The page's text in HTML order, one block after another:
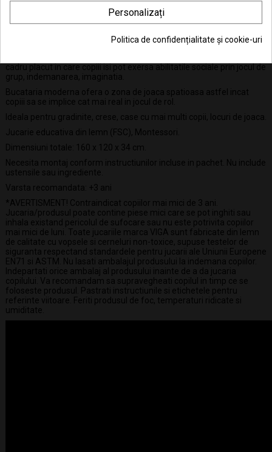
DETALII ALE PRODUSULUI
un frigider/dulap, o masina de spalat vase, un
aragaz cu 4 ochiuri, o chiuveta, un cuptor cu microunde. Bucataria
cadru placut in care copiii isi pot exersa abilitatile sociale prin jocul de
grup, indemanarea, imaginatia.
Bucataria moderna ofera o zona de joaca spatioasa astfel incat
copiii sa se implice cat mai real in jocul de rol.
Ideala pentru gradinite, crese, case cu mai multi copii, locuri de joaca.
Jucarie educativa din lemn (FSC), Montessori.
Dimensiuni totale: 160 x 120 x 34 cm.
Necesita montaj conform instructiunilor incluse in pachet. Nu include
ustensile sau ingrediente.
Varsta recomandata: +3 ani
*AVERTISMENT! Contraindicat copiilor mai mici de 3 ani.
Jucaria/produsul poate contine piese mici care se pot inghiti sau
inhala existand pericolul de sufocare sau nu este potrivita copiilor
mai mici de luni. Toate jucariile marca VIGA sunt fabricate din lemn
de calitate cu vopsele si cerneluri non-toxice, supuse testelor de
siguranta respectand standardele pentru jucarii ale Uniunii Europene
EN71 si ASTM. Nu lasati ambalajul produsului la indemana copiilor.
Indepartati orice ambalaj al produsului inainte de a da jucaria
copilului. Va recomandam sa supravegheati copilul in timp ce se
foloseste produsul. Pastrati instructiunile si etichetele pentru
referinte viitoare. Feriti produsul de foc, temperaturi ridicate si
umiditate.
Personalizați
Politica de confidențialitate și cookie-uri